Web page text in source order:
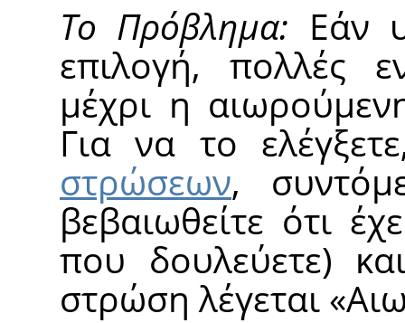
Το Πρόβλημα: Εάν
επιλογή, πολλές
μέχρι η
Για να το
στρώσεων,
βεβαιωθείτε ότι
που δουλεύετε)
στρώση λέγεται «